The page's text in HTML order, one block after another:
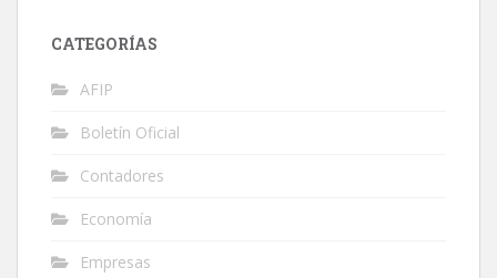
CATEGORÍAS
AFIP
Boletín Oficial
Contadores
Economía
Empresas